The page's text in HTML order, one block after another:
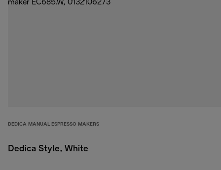
DEDICA MANUAL ESPRESSO MAKERS
Dedica Style, White